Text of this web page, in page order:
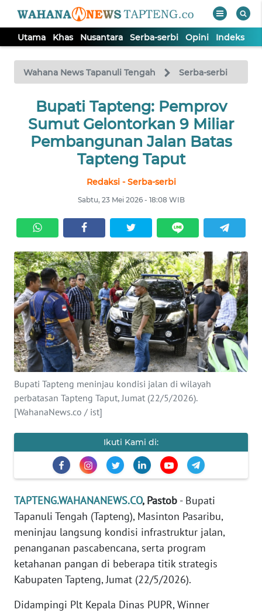
Utama Khas Nusantara Serba-serbi Opini Indeks
Wahana News Tapanuli Tengah Serba-serbi
Bupati Tapteng: Pemprov
Sumut Gelontorkan 9 Miliar
Pembangunan Jalan Batas
Tapteng Taput
Redaksi - Serba-serbi
Sabtu, 23 Mei 2026 - 18:08 WIB
Bupati Tapteng meninjau kondisi jalan di wilayah
perbatasan Tapteng Taput, Jumat (22/5/2026).
[WahanaNews.co / ist]
Ikuti Kami di:
TAPTENG.WAHANANEWS.CO, Pastob - Bupati
Tapanuli Tengah (Tapteng), Masinton Pasaribu,
meninjau langsung kondisi infrastruktur jalan,
penanganan pascabencana, serta program
ketahanan pangan di beberapa titik strategis
Kabupaten Tapteng, Jumat (22/5/2026).
Didampingi Plt Kepala Dinas PUPR, Winner
TV
Tutup
UTAMA
KHAS
SERBI
OPINI
Informasi
INDEKS
BERITA
KONTAK
KAMI
INFO
IKLAN
TENTANG
PEDOMAN
SIBER
REDAKSI
KARIR